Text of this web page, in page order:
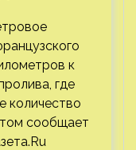
к
где
количество
сообщает